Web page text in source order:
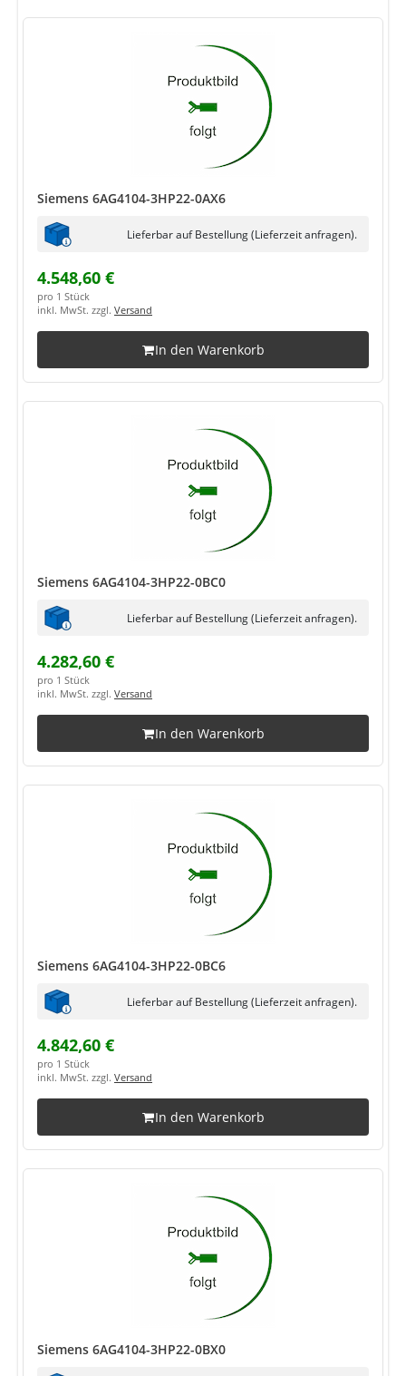
Siemens 6AG4104-3HP22-0AX6
Lieferbar auf Bestellung (Lieferzeit anfragen).
4.548,60 €
pro 1 Stück
inkl. MwSt. zzgl. Versand
In den Warenkorb
Siemens 6AG4104-3HP22-0BC0
Lieferbar auf Bestellung (Lieferzeit anfragen).
4.282,60 €
pro 1 Stück
inkl. MwSt. zzgl. Versand
In den Warenkorb
Siemens 6AG4104-3HP22-0BC6
Lieferbar auf Bestellung (Lieferzeit anfragen).
4.842,60 €
pro 1 Stück
inkl. MwSt. zzgl. Versand
In den Warenkorb
Siemens 6AG4104-3HP22-0BX0